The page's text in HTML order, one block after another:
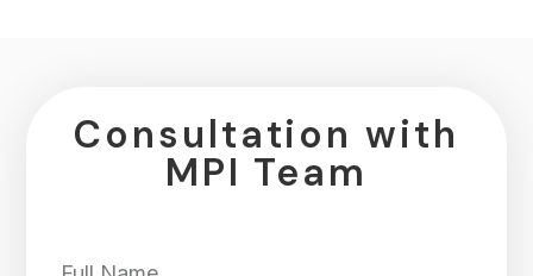
Consultation with
MPI Team